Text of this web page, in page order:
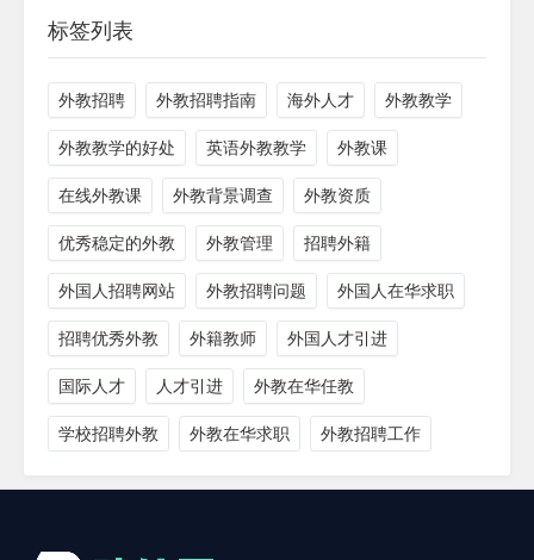
标签列表
外教招聘 外教招聘指南 海外人才 外教教学
外教教学的好处 英语外教教学 外教课
在线外教课 外教背景调查 外教资质
优秀稳定的外教 外教管理 招聘外籍
外国人招聘网站 外教招聘问题 外国人在华求职
招聘优秀外教 外籍教师 外国人才引进
国际人才 人才引进 外教在华任教
学校招聘外教 外教在华求职 外教招聘工作